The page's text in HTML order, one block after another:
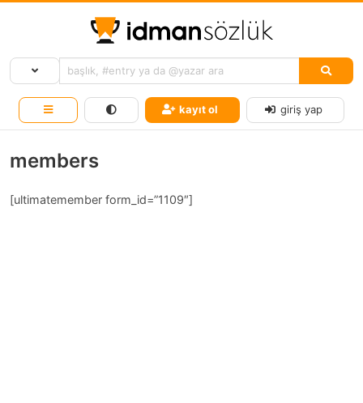
kayıt ol giriş yap
members
[ultimatemember form_id=”1109″]